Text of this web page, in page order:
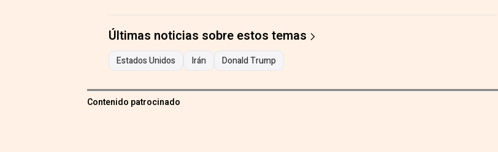
Últimas noticias sobre estos temas
Estados Unidos Irán Donald Trump
Contenido patrocinado